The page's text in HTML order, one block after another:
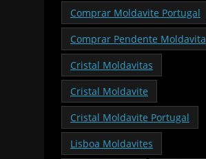
Comprar Moldavite Portugal
Comprar Pendente Moldavita
Cristal Moldavitas
Cristal Moldavite
Cristal Moldavite Portugal
Lisboa Moldavites